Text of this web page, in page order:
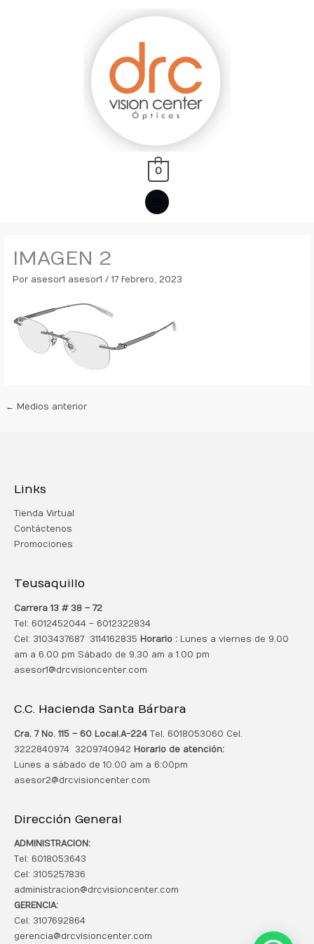
MENÚ
PRINCIPAL
0
IMAGEN 2
Por asesor1 asesor1/17 febrero, 2023
← Medios anterior
Links
Tienda Virtual
Contáctenos
Promociones
Teusaquillo
Carrera 13 # 38 – 72
Tel: 6012452044 – 6012322834
Cel: 3103437687 3114162835 Horario : Lunes a viernes de 9.00
am a 6.00 pm Sábado de 9.30 am a 1.00 pm
asesor1@drcvisioncenter.com
C.C. Hacienda Santa Bárbara
Cra. 7 No. 115 – 60 Local.A-224 Tel. 6018053060 Cel.
3222840974 3209740942 Horario de atención:
Lunes a sábado de 10.00 am a 6:00pm
asesor2@drcvisioncenter.com
Dirección General
ADMINISTRACION:
Tel: 6018053643
Cel: 3105257836
administracion@drcvisioncenter.com
GERENCIA:
Cel: 3107692864
gerencia@drcvisioncenter.com